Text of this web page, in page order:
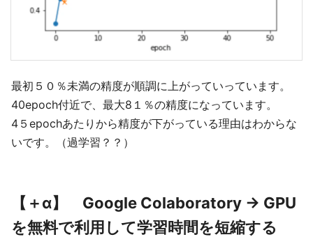
最初５０％未満の精度が順調に上がっていっています。
40epoch付近で、最大8１％の精度になっています。
4５epochあたりから精度が下がっている理由はわからな
いです。（過学習？？）
【＋α】 Google Colaboratory → GPU
を無料で利用して学習時間を短縮する